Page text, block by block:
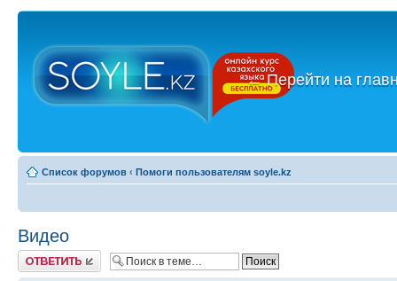
←Перейти на
Список форумов ‹ Помоги пользователям soyle.kz
Видео
Ответить